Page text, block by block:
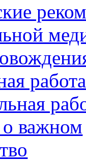
работа
о важном